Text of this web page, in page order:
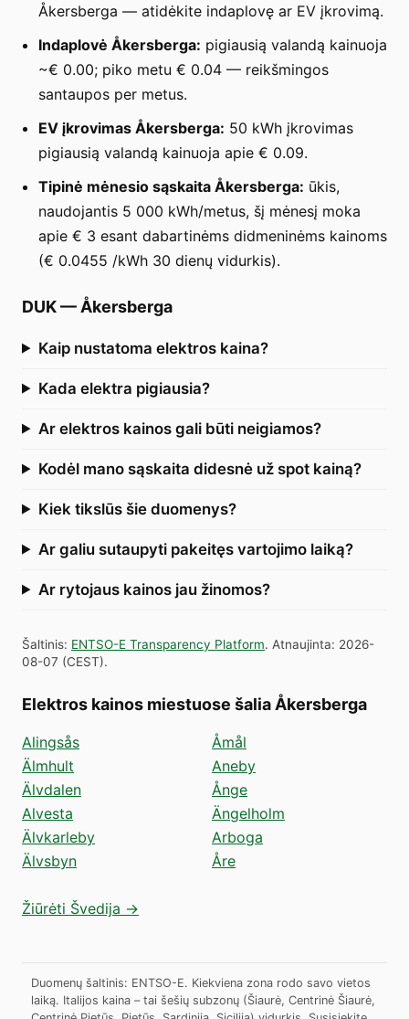
Åkersberga — atidėkite indaplovę ar EV įkrovimą.
Indaplovė Åkersberga: pigiausią valandą kainuoja
~€ 0.00; piko metu € 0.04 — reikšmingos
santaupos per metus.
EV įkrovimas Åkersberga: 50 kWh įkrovimas
pigiausią valandą kainuoja apie € 0.09.
Tipinė mėnesio sąskaita Åkersberga: ūkis,
naudojantis 5 000 kWh/metus, šį mėnesį moka
apie € 3 esant dabartinėms didmeninėms kainoms
(€ 0.0455 /kWh 30 dienų vidurkis).
DUK— Åkersberga
Kaip nustatoma elektros kaina?
Kada elektra pigiausia?
Ar elektros kainos gali būti neigiamos?
Kodėl mano sąskaita didesnė už spot kainą?
Kiek tikslūs šie duomenys?
Ar galiu sutaupyti pakeitęs vartojimo laiką?
Ar rytojaus kainos jau žinomos?
Šaltinis: ENTSO-E Transparency Platform. Atnaujinta: 2026-
08-07 (CEST).
Elektros kainos miestuose šalia Åkersberga
Alingsås
Älmhult
Älvdalen
Alvesta
Älvkarleby
Älvsbyn
Åmål
Aneby
Ånge
Ängelholm
Arboga
Åre
Žiūrėti Švedija →
Duomenų šaltinis: ENTSO-E. Kiekviena zona rodo savo vietos
laiką. Italijos kaina – tai šešių subzonų (Šiaurė, Centrinė Šiaurė,